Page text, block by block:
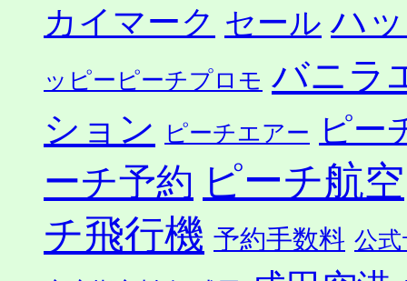
カイマーク セール ハ
ッピーピーチプロモ バニラ
ション
ピーチエアー ピー
ーチ予約 ピーチ航空
チ飛行機 予約手数料 公